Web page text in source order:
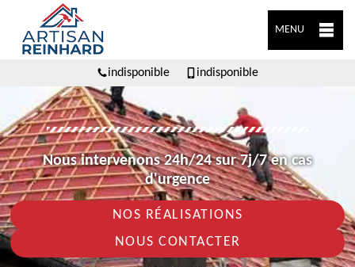
MENU
indisponible indisponible
Nous intervenons 24h/24 sur 7j/7 en cas
d'urgence
NOS RÉALISATIONS
NOUS CONTACTER